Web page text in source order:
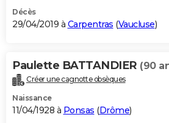
Décès
29/04/2019 à Carpentras (Vaucluse)
Paulette BATTANDIER (90
Créer une cagnotte obsèques
Naissance
11/04/1928 à Ponsas (Drôme)